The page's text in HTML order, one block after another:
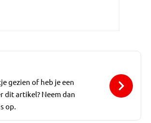
gezien of heb je een
dit artikel? Neem dan
op.